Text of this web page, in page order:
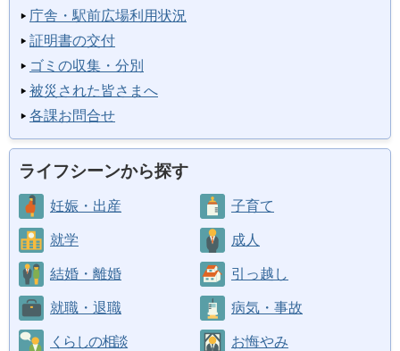
庁舎・駅前広場利用状況
証明書の交付
ゴミの収集・分別
被災された皆さまへ
各課お問合せ
ライフシーンから探す
妊娠・出産 子育て
就学 成人
結婚・離婚 引っ越し
就職・退職 病気・事故
くらしの相談 お悔やみ